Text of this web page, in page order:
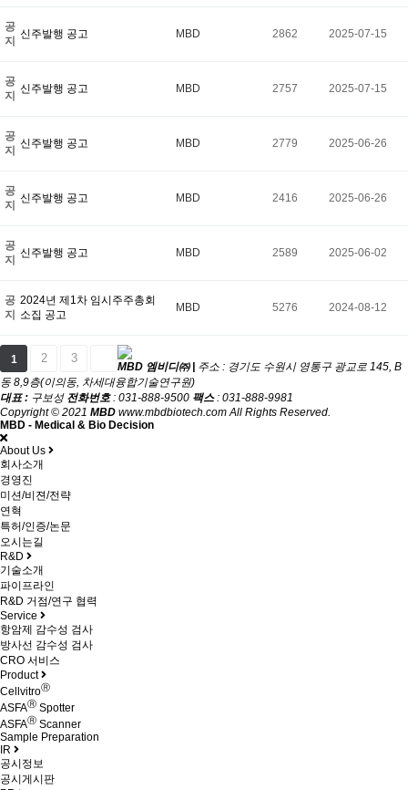
공
지
신주발행 공고 MBD 2862 2025-07-15
공
지
신주발행 공고 MBD 2757 2025-07-15
공
지
신주발행 공고 MBD 2779 2025-06-26
공
지
신주발행 공고 MBD 2416 2025-06-26
공
지
신주발행 공고 MBD 2589 2025-06-02
공
지
2024년 제1차 임시주주총회
소집 공고
MBD 5276 2024-08-12
1 2 3
MBD 엠비디㈜ |
주소 : 경기도 수원시 영통구 광교로 145, B
동 8,9층(이의동, 차세대융합기술연구원)
대표 : 구보성 전화번호: 031-888-9500 팩스: 031-888-9981
Copyright © 2021 MBD www.mbdbiotech.com All Rights Reserved.
MBD - Medical & Bio Decision
About Us
회사소개
경영진
미션/비젼/전략
연혁
특허/인증/논문
오시는길
R&D
기술소개
파이프라인
R&D 거점/연구 협력
Service
항암제 감수성 검사
방사선 감수성 검사
CRO 서비스
Product
CellvitroⓇ
ASFAⓇ Spotter
ASFAⓇ Scanner
Sample Preparation
IR
공시정보
공시게시판